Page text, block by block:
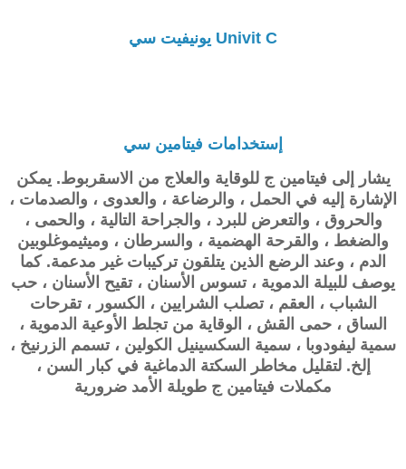
Univit C يونيفيت سي
إستخدامات فيتامين سي
يشار إلى فيتامين ج للوقاية والعلاج من الاسقربوط. يمكن
الإشارة إليه في الحمل ، والرضاعة ، والعدوى ، والصدمات ،
والحروق ، والتعرض للبرد ، والجراحة التالية ، والحمى ،
والضغط ، والقرحة الهضمية ، والسرطان ، وميثيموغلوبين
الدم ، وعند الرضع الذين يتلقون تركيبات غير مدعمة. كما
يوصف للبيلة الدموية ، تسوس الأسنان ، تقيح الأسنان ، حب
الشباب ، العقم ، تصلب الشرايين ، الكسور ، تقرحات
الساق ، حمى القش ، الوقاية من تجلط الأوعية الدموية ،
سمية ليفودوبا ، سمية السكسينيل الكولين ، تسمم الزرنيخ ،
إلخ. لتقليل مخاطر السكتة الدماغية في كبار السن ،
مكملات فيتامين ج طويلة الأمد ضرورية